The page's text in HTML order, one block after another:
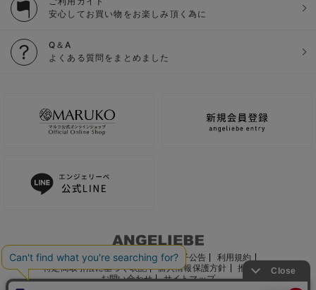
安心してお買い物をお楽しみ頂く為に
Q＆A
よくある質問をまとめました
ご利用ガイド 会社概要 電子公告
利用規約
特定商取引法に基づく表記
個人情報保護方針
推奨環境
お問い合わせ
サイトマップ